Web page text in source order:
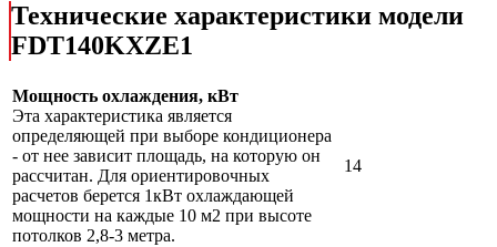
Технические характеристики модели
FDT140KXZE1
Мощность охлаждения, кВт
Эта характеристика является
определяющей при выборе кондиционера
- от нее зависит площадь, на которую он
рассчитан. Для ориентировочных
расчетов берется 1кВт охлаждающей
мощности на каждые 10 м2 при высоте
потолков 2,8-3 метра.
14